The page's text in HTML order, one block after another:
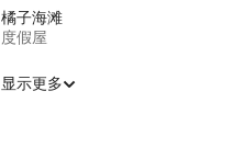
橘子海滩
度假屋
显示更多